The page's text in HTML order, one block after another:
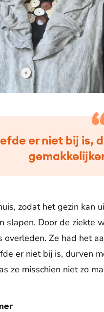
er niet bij is,
zodat het gezin kan
slapen. Door de ziekte
overleden. Ze had het
er niet bij is, durven
ze misschien niet zo